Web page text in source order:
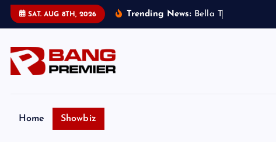
SAT. AUG 8TH, 2026 Trending News: Be a T
Home Showbiz